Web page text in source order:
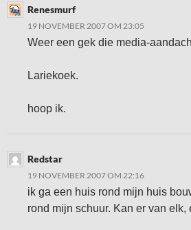
Renesmurf
19 NOVEMBER 2007 OM 23:05
Weer een gek die media-
Lariekoek.
hoop ik.
Redstar
19 NOVEMBER 2007 OM 22:16
ik ga een huis rond mijn huis
rond mijn schuur. Kan er van